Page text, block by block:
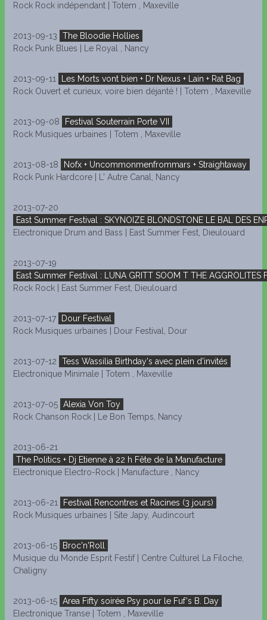
Rock Rock indépendant | Totem , Maxeville
2013-09-13
The Bloodie Hollies
Rock Punk Blues | Le Royal , Nancy
2013-09-11
Les Morts vont bien + Dr Nexus + Lain + Rat Bag
Rock Ouvert et curieux, voire bien déjanté ! | Totem , Maxeville
2013-09-08
Festival Souterrain Porte VII
Rock Musiques urbaines | Totem , Maxeville
2013-08-18
Nofx + Uncommonmenfrommars + Straightaway
Rock Punk Hardcore | L' Autre Canal, Nancy
2013-07-20
East Summer Festival : SKYNOIZE BLONDSTONE LE BAL DES
Electronique Drum and Bass | East Summer Fest, Dieulouard
2013-07-19
East Summer Festival : LUNA GRITT SOOM T THE AGGROLITES
Rock Rock | East Summer Fest, Dieulouard
2013-07-17
Dour Festival
Rock Musiques urbaines | Dour Festival, Dour
2013-07-12
Tess Wassilia Birthday's avec plein d'invités
Electronique Minimale | Totem , Maxeville
2013-07-05 Alexia Von Toy
Rock Chanson Rock | Le Bon Temps, Nancy
2013-06-21
The Politics + Dj Etienne à 22 h Fête de la Manufacture
Electronique Electro-Rock | Manufacture , Nancy
2013-06-21
Festival Rencontres et Racines (3 jours)
Rock Musiques urbaines | Site Japy, Audincourt
2013-06-15
Broc'n'Roll
Musique du Monde Esprit Festif | Centre Culturel La Filoche,
Chaligny
2013-06-15 Area Fifty soirée Psy pour le Fuf's B. Day
Electronique Transe | Totem , Maxeville